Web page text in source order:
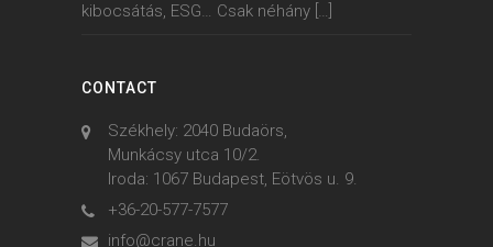
kibocsátás, ESG… Csak néhány […]
CONTACT
Székhely: 2040 Budaörs,
Munkácsy utca 10/2.
Iroda: 1067 Budapest, Eötvös u. 9.
+36-20-577-7577
info@crane.hu